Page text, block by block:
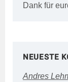
Dank für
NEUESTE
Andres